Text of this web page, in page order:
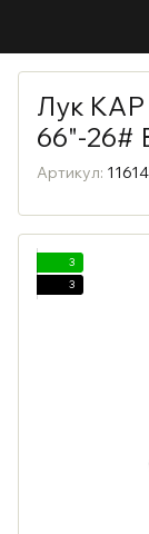
Лук
66"-26#
Артикул:
3
3